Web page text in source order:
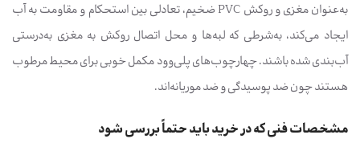
به‌عنوان مغزی و روکش PVC ضخیم، تعادلی بین استحکام و مقاومت به آب
ایجاد می‌کند، به‌شرطی که لبه‌ها و محل اتصال روکش به مغزی به‌درستی
آب‌بندی شده باشند. چهارچوب‌های پلی‌وود مکمل خوبی برای محیط مرطوب
هستند چون ضد پوسیدگی و ضد موریانه‌اند.
مشخصات فنی که در خرید باید حتماً بررسی شود